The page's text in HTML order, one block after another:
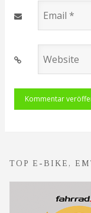
Email
Website
TOP E-BIKE,